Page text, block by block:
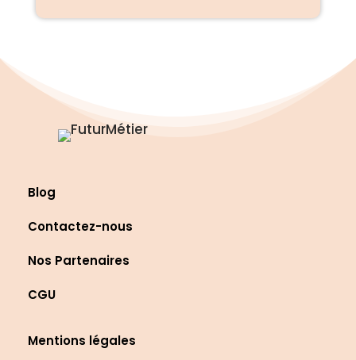
Blog
Contactez-nous
Nos Partenaires
CGU
Mentions légales